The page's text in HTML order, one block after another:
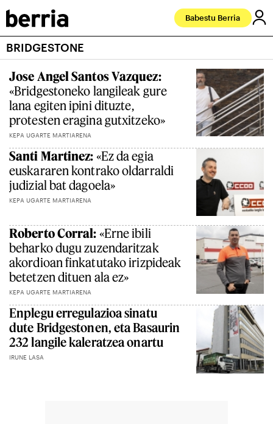
Babestu Berria
BRIDGESTONE
Jose Angel Santos Vazquez:
«Bridgestoneko langileak gure
lana egiten ipini dituzte,
protesten eragina gutxitzeko»
KEPA UGARTE MARTIARENA
Santi Martinez: «Ez da egia
euskararen kontrako oldarraldi
judizial bat dagoela»
KEPA UGARTE MARTIARENA
Roberto Corral: «Erne ibili
beharko dugu zuzendaritzak
akordioan finkatutako irizpideak
betetzen dituen ala ez»
KEPA UGARTE MARTIARENA
Enplegu erregulazioa sinatu
dute Bridgestonen, eta Basaurin
232 langile kaleratzea onartu
IRUNE LASA